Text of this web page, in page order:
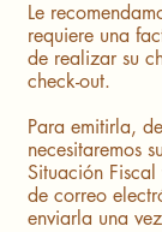
Le
requiere una
de realizar su
check-out.
Para emitirla,
necesitaremos
Situación
de correo
enviarla una